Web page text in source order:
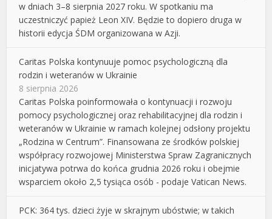
w dniach 3–8 sierpnia 2027 roku. W spotkaniu ma
uczestniczyć papież Leon XIV. Będzie to dopiero druga w
historii edycja ŚDM organizowana w Azji.
Caritas Polska kontynuuje pomoc psychologiczną dla
rodzin i weteranów w Ukrainie
8 sierpnia 2026
Caritas Polska poinformowała o kontynuacji i rozwoju
pomocy psychologicznej oraz rehabilitacyjnej dla rodzin i
weteranów w Ukrainie w ramach kolejnej odsłony projektu
„Rodzina w Centrum”. Finansowana ze środków polskiej
współpracy rozwojowej Ministerstwa Spraw Zagranicznych
inicjatywa potrwa do końca grudnia 2026 roku i obejmie
wsparciem około 2,5 tysiąca osób - podaje Vatican News.
PCK: 364 tys. dzieci żyje w skrajnym ubóstwie; w takich